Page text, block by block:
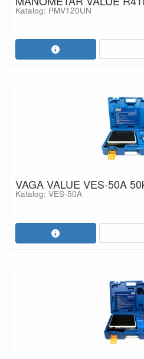
Katalog: PMV120UN
VAGA VALUE VES-50A
Katalog: VES-50A